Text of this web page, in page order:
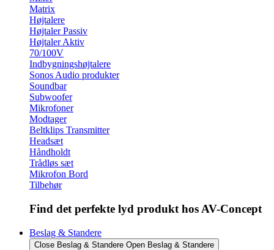
Matrix
Højtalere
Højtaler Passiv
Højtaler Aktiv
70/100V
Indbygningshøjtalere
Sonos Audio produkter
Soundbar
Subwoofer
Mikrofoner
Modtager
Beltklips Transmitter
Headsæt
Håndholdt
Trådløs sæt
Mikrofon Bord
Tilbehør
Find det perfekte lyd produkt hos AV-Concept
Beslag & Standere
Close Beslag & Standere Open Beslag & Standere